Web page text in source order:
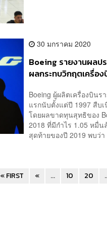
30 มกราคม 2020
Boeing รายงานผลป
ผลกระทบวิกฤตเครื่อง
Boeing ผู้ผลิตเครื่องบิน
แรกนับตั้งแต่ปี 1997 สืบเ
โดยผลขาดทุนสุทธิของ
2018 ที่มีกำไร 1.05 หมื่
สุดท้ายของปี 2019 พบว่
« FIRST « ... 10 20